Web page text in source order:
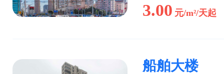
3.00 元/m²/天起
船舶大楼